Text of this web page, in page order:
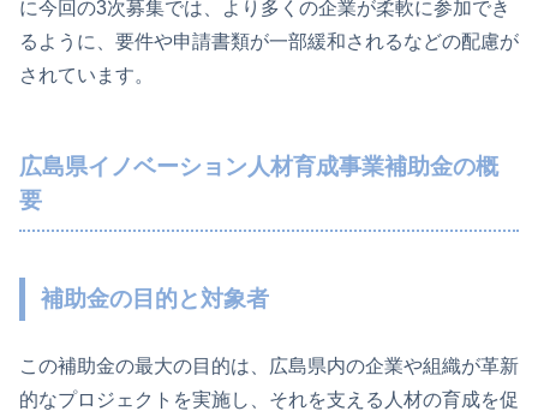
に今回の3次募集では、より多くの企業が柔軟に参加でき
るように、要件や申請書類が一部緩和されるなどの配慮が
されています。
広島県イノベーション人材育成事業補助金の概
要
補助金の目的と対象者
この補助金の最大の目的は、広島県内の企業や組織が革新
的なプロジェクトを実施し、それを支える人材の育成を促